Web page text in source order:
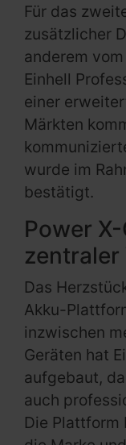
Für das
zusätzlicher
anderem
Einhell
einer
Märkten
wurde im
bestätigt.
Power
Das
Akku-
inzwischen
Geräten hat
aufgebaut,
auch
Die Plattform